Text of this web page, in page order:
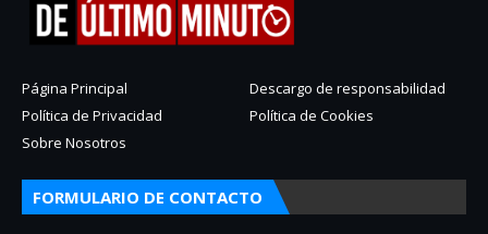
Página Principal
Descargo de responsabilidad
Política de Privacidad
Política de Cookies
Sobre Nosotros
FORMULARIO DE CONTACTO